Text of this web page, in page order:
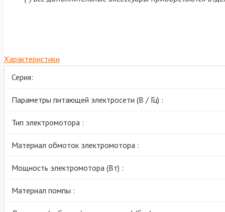
Характеристики
Серия:
Параметры питающей электросети (В / Гц) :
Тип электромотора :
Материал обмоток электромотора :
Мощность электромотора (Вт) :
Материал помпы :